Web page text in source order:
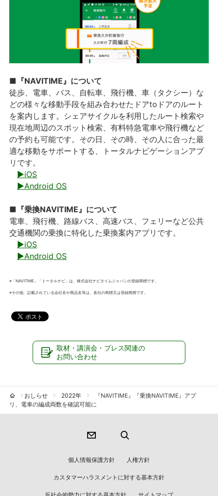
■『NAVITIME』について
徒歩、電車、バス、自転車、飛行機、車（タクシー）な
どの様々な移動手段を組み合わせたドアtoドアのルート
を案内します。シェアサイクルを利用したルート検索や
現在地周辺のスポット検索、有料特急電車や飛行機など
の予約も可能です。その日、その時、その人に合った最
適な移動をサポートする、トータルナビゲーションアプ
リです。
▶iOS
▶Android OS
■『乗換NAVITIME』について
電車、飛行機、路線バス、高速バス、フェリーなど公共
交通機関の乗換に特化した乗換案内アプリです。
▶iOS
▶Android OS
※「NAVITIME」「トータルナビ」は、株式会社ナビタイムジャパンの登録商標です。
※その他、記載されている会社名や商品名等は、各社の商標又は登録商標です。
取材・講演会・プレス関連の
お問い合わせ
おしらせ 2022年
『NAVITIME』『乗換NAVITIME』アプ
リ、電車の編成両数を確認可能に
個人情報保護方針 人権方針
カスタマーハラスメントに対する基本方針